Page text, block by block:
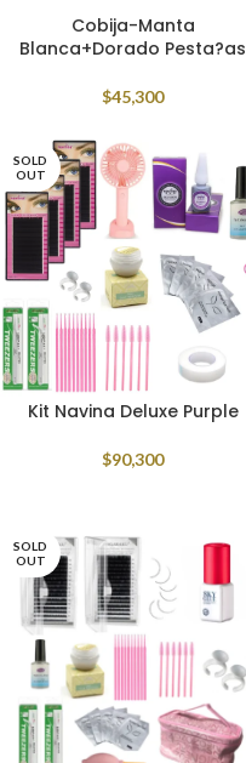
Cobija-Manta
Blanca+Dorado Pesta?as
$45,300
SOLD
OUT
Kit Navina Deluxe Purple
$90,300
SOLD
OUT